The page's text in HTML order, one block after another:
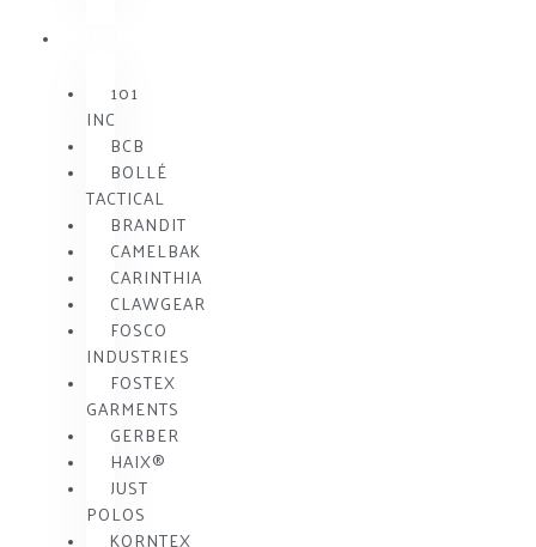
101
INC
BCB
BOLLÉ
TACTICAL
BRANDIT
CAMELBAK
CARINTHIA
CLAWGEAR
FOSCO
INDUSTRIES
FOSTEX
GARMENTS
GERBER
HAIX®
JUST
POLOS
KORNTEX